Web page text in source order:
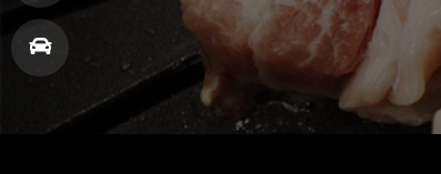
로
뉴
창